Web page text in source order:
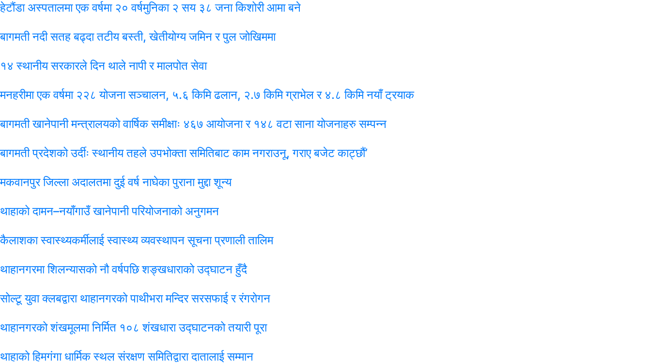
हेटौंडा अस्पतालमा एक वर्षमा २० वर्षमुनिका २ सय ३८ जना किशोरी आमा बने
बागमती नदी सतह बढ्दा तटीय बस्ती, खेतीयोग्य जमिन र पुल जोखिममा
१४ स्थानीय सरकारले दिन थाले नापी र मालपोत सेवा
मनहरीमा एक वर्षमा २२८ योजना सञ्चालन, ५.६ किमि ढलान, २.७ किमि ग्राभेल र ४.८ किमि नयाँ ट्रयाक
बागमती खानेपानी मन्त्रालयको वार्षिक समीक्षाः ४६७ आयोजना र १४८ वटा साना योजनाहरु सम्पन्न
बागमती प्रदेशको उर्दीः स्थानीय तहले उपभोक्ता समितिबाट काम नगराउनू, गराए बजेट काट्छौं’
मकवानपुर जिल्ला अदालतमा दुई वर्ष नाघेका पुराना मुद्दा शून्य
थाहाको दामन–नयाँगाउँ खानेपानी परियोजनाको अनुगमन
कैलाशका स्वास्थ्यकर्मीलाई स्वास्थ्य व्यवस्थापन सूचना प्रणाली तालिम
थाहानगरमा शिलन्यासको नौ वर्षपछि शङ्खधाराको उद्घाटन हुँदै
सोल्टू युवा क्लबद्वारा थाहानगरको पाथीभरा मन्दिर सरसफाई र रंगरोगन
थाहानगरको शंखमूलमा निर्मित १०८ शंखधारा उद्घाटनको तयारी पूरा
थाहाको हिमगंगा धार्मिक स्थल संरक्षण समितिद्वारा दातालाई सम्मान